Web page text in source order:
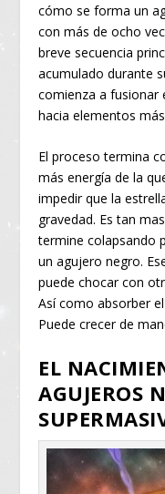
cómo se forma un
con más de ocho
breve secuencia
acumulado durante
comienza a fusionar
hacia elementos
El proceso termina
más energía de la
impedir que la
gravedad. Es tan
termine colapsando
un agujero negro.
puede chocar con
Así como absorber
Puede crecer de
EL
AGUJEROS